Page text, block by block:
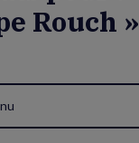
Rouch »